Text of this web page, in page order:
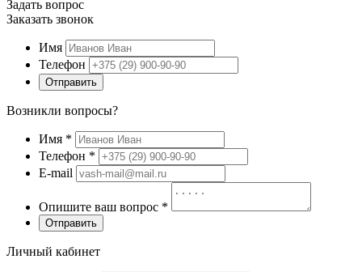
Задать вопрос
Заказать звонок
Имя
Телефон
Отправить
Возникли вопросы?
Имя *
Телефон *
E-mail
Опишите ваш вопрос *
Отправить
Личный кабинет